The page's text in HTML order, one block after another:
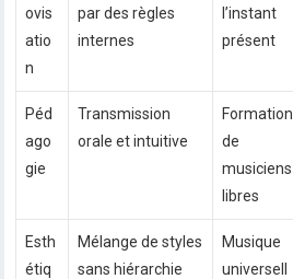
ovis
atio
n
par des règles
internes
l’instant
présent
Péd
ago
gie
Transmission
orale et intuitive
Formation
de
musiciens
libres
Esth
étiq
Mélange de styles
sans hiérarchie
Musique
universell